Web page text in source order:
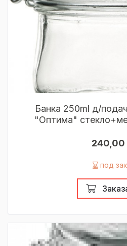
Банка 250ml д/
"Оптима"
240,00
под